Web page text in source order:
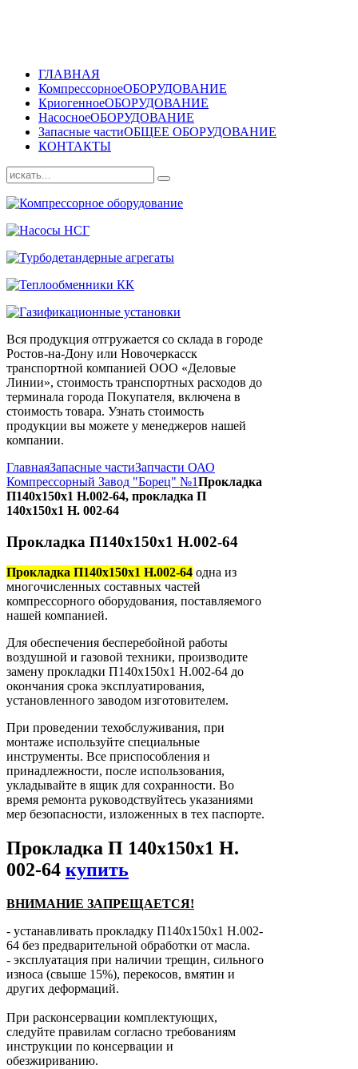
ГЛАВНАЯ
КомпрессорноеОБОРУДОВАНИЕ
КриогенноеОБОРУДОВАНИЕ
НасосноеОБОРУДОВАНИЕ
Запасные частиОБЩЕЕ ОБОРУДОВАНИЕ
КОНТАКТЫ
Вся продукция отгружается со склада в городе
Ростов-на-Дону или Новочеркасск
транспортной компанией ООО «Деловые
Линии», стоимость транспортных расходов до
терминала города Покупателя, включена в
стоимость товара. Узнать стоимость
продукции вы можете у менеджеров нашей
компании.
ГлавнаяЗапасные частиЗапчасти ОАО
Компрессорный Завод "Борец" №1Прокладка
П140х150х1 Н.002-64, прокладка П
140х150х1 Н. 002-64
Прокладка П140х150х1 Н.002-64
Прокладка П140х150х1 Н.002-64 одна из
многочисленных составных частей
компрессорного оборудования, поставляемого
нашей компанией.
Для обеспечения бесперебойной работы
воздушной и газовой техники, производите
замену прокладки П140х150х1 Н.002-64 до
окончания срока эксплуатирования,
установленного заводом изготовителем.
При проведении техобслуживания, при
монтаже используйте специальные
инструменты. Все приспособления и
принадлежности, после использования,
укладывайте в ящик для сохранности. Во
время ремонта руководствуйтесь указаниями
мер безопасности, изложенных в тех паспорте.
Прокладка П 140х150х1 Н.
002-64 купить
ВНИМАНИЕ ЗАПРЕЩАЕТСЯ!
- устанавливать прокладку П140х150х1 Н.002-
64 без предварительной обработки от масла.
- эксплуатация при наличии трещин, сильного
износа (свыше 15%), перекосов, вмятин и
других деформаций.
При расконсервации комплектующих,
следуйте правилам согласно требованиям
инструкции по консервации и
обезжириванию.